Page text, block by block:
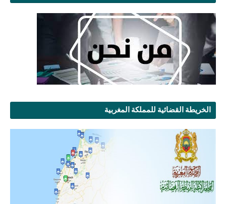
الخريطة القضائية للمملكة المغربية